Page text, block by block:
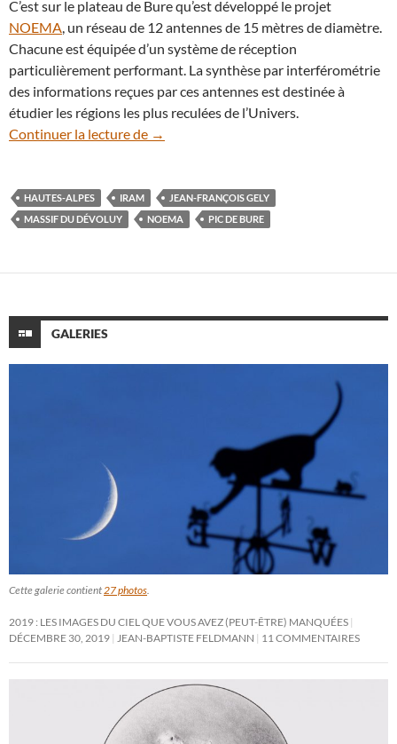
C’est sur le plateau de Bure qu’est développé le projet
NOEMA, un réseau de 12 antennes de 15 mètres de diamètre.
Chacune est équipée d’un système de réception
particulièrement performant. La synthèse par interférométrie
des informations reçues par ces antennes est destinée à
étudier les régions les plus reculées de l’Univers.
Continuer la lecture de Nuit hivernale sous les antennes du Pic
→
HAUTES-ALPES IRAM
JEAN-FRANÇOIS GELY
MASSIF DU DÉVOLUY
NOEMA PIC DE BURE
GALERIES
Cette galerie contient 27 photos
2019 : LES IMAGES DU CIEL QUE VOUS AVEZ (PEUT-ÊTRE) MANQUÉES
DÉCEMBRE 30, 2019
JEAN-BAPTISTE FELDMANN 11 COMMENTAIRES